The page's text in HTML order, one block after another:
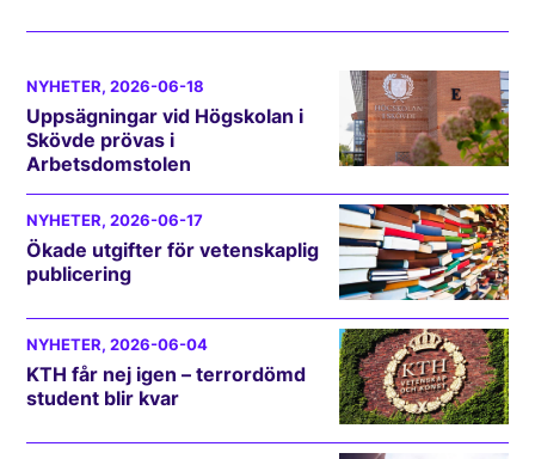
NYHETER, 2026-06-18
Uppsägningar vid Högskolan i
Skövde prövas i
Arbetsdomstolen
NYHETER, 2026-06-17
Ökade utgifter för vetenskaplig
publicering
NYHETER, 2026-06-04
KTH får nej igen – terrordömd
student blir kvar